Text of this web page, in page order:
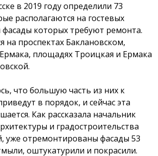
в 2019 году определили 73
располагаются на гостевых
которых требуют ремонта.
на проспектах Баклановском,
площадях Троицкая и Ермака
что большую часть из них к
в порядок, и сейчас эта
Как рассказала начальник
и градостроительства
уже отремонтированы фасады 53
оштукатурили и покрасили.